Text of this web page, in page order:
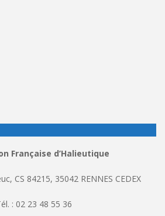
Française d’Halieutique
CS 84215, 35042 RENNES CEDEX
: 02 23 48 55 36